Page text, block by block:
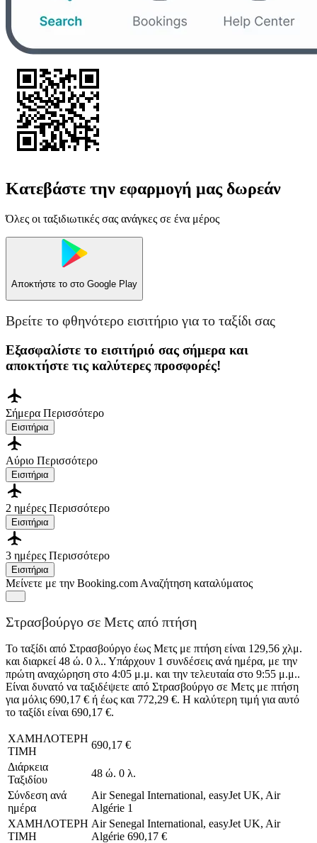
Κατεβάστε την εφαρμογή μας δωρεάν
Όλες οι ταξιδιωτικές σας ανάγκες σε ένα μέρος
Αποκτήστε το στο Google Play
Βρείτε το φθηνότερο εισιτήριο για το ταξίδι σας
Εξασφαλίστε το εισιτήριό σας σήμερα και
αποκτήστε τις καλύτερες προσφορές!
Σήμερα Περισσότερο
Εισιτήρια
Αύριο Περισσότερο
Εισιτήρια
2 ημέρες Περισσότερο
Εισιτήρια
3 ημέρες Περισσότερο
Εισιτήρια
Μείνετε με την Booking.com Aναζήτηση καταλύματος
Στρασβούργο σε Μετς από πτήση
Το ταξίδι από Στρασβούργο έως Μετς με πτήση είναι 129,56 χλμ.
και διαρκεί 48 ώ. 0 λ.. Υπάρχουν 1 συνδέσεις ανά ημέρα, με την
πρώτη αναχώρηση στο 4:05 μ.μ. και την τελευταία στο 9:55 μ.μ..
Είναι δυνατό να ταξιδέψετε από Στρασβούργο σε Μετς με πτήση
για μόλις 690,17 € ή έως και 772,29 €. Η καλύτερη τιμή για αυτό
το ταξίδι είναι 690,17 €.
ΧΑΜΗΛΟΤΕΡΗ
ΤΙΜΗ
690,17 €
Διάρκεια
Ταξιδίου
48 ώ. 0 λ.
Σύνδεση ανά
ημέρα
Air Senegal International, easyJet UK, Air
Algérie 1
ΧΑΜΗΛΟΤΕΡΗ
ΤΙΜΗ
Air Senegal International, easyJet UK, Air
Algérie 690,17 €